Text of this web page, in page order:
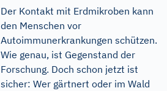
Der Kontakt mit Erdmikroben kann
den Menschen vor
Autoimmunerkrankungen schützen.
Wie genau, ist Gegenstand der
Forschung. Doch schon jetzt ist
sicher: Wer gärtnert oder im Wald